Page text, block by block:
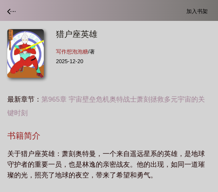
加入书架
猎户座英雄
写作想泡泡糖/著
2025-12-20
最新章节： 第965章 宇宙壁垒危机奥特战士萧刻拯救多元宇宙的关
键时刻
化身 猎户座典故
介 猎户座的阴谋 是什么 猎户座2 猎户座的隐藏真相 猎户座 gw 猎
户座全身最帅三个角色 猎户座的介绍 猎户座σ 猎户座β星 猎户座之
书籍简介
关于猎户座英雄：萧刻奥特曼，一个来自遥远星系的英雄，是地球
守护者的重要一员，也是林逸的亲密战友。他的出现，如同一道璀
璨的光，照亮了地球的夜空，带来了希望和勇气。